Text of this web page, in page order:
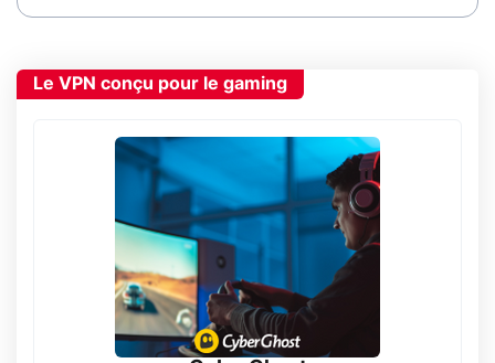
Le VPN conçu pour le gaming